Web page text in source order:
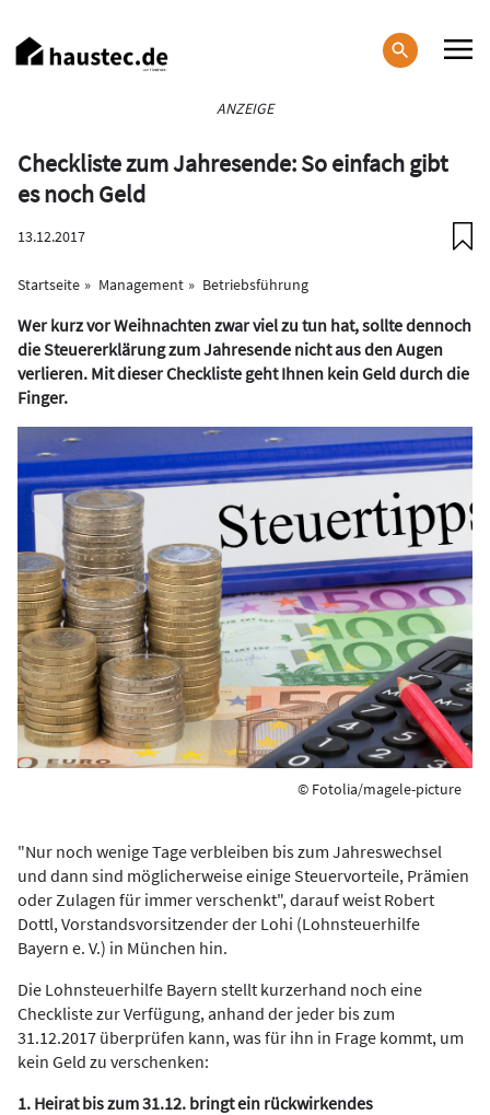
zum
Inhalt
ANZEIGE
Checkliste zum Jahresende: So einfach gibt
es noch Geld
13.12.2017
Startseite Management Betriebsführung
Wer kurz vor Weihnachten zwar viel zu tun hat, sollte dennoch
die Steuererklärung zum Jahresende nicht aus den Augen
verlieren. Mit dieser Checkliste geht Ihnen kein Geld durch die
Finger.
© Fotolia/magele-picture
"Nur noch wenige Tage verbleiben bis zum Jahreswechsel
und dann sind möglicherweise einige Steuervorteile, Prämien
oder Zulagen für immer verschenkt", darauf weist Robert
Dottl, Vorstandsvorsitzender der Lohi (Lohnsteuerhilfe
Bayern e. V.) in München hin.
Die Lohnsteuerhilfe Bayern stellt kurzerhand noch eine
Checkliste zur Verfügung, anhand der jeder bis zum
31.12.2017 überprüfen kann, was für ihn in Frage kommt, um
kein Geld zu verschenken:
1. Heirat bis zum 31.12. bringt ein rückwirkendes